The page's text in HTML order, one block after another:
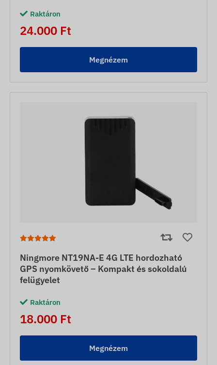
Raktáron
24.000 Ft
Megnézem
Ningmore NT19NA-E 4G LTE hordozható
GPS nyomkövető – Kompakt és sokoldalú
felügyelet
Raktáron
18.000 Ft
Megnézem